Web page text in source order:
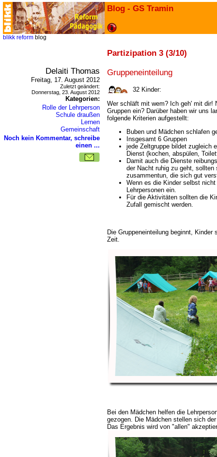
Blog - GS Tramin
blikk reform blog
Partizipation 3 (3/10)
Delaiti Thomas
Freitag, 17. August 2012
Zuletzt geändert:
Donnerstag, 23. August 2012
Kategorien:
Rolle der Lehrperson
Schule draußen
Lernen
Gemeinschaft
Noch kein Kommentar, schreibe
einen ...
Gruppeneinteilung
32 Kinder:
Wer schläft mit wem? Ich geh' mit dir!
Gruppen ein? Darüber haben wir uns
folgende Kriterien aufgestellt:
Buben und Mädchen schlafen
Insgesamt 6 Gruppen
jede Zeltgruppe bildet zugleich
Dienst (kochen, abspülen,
Damit auch die Dienste
der Nacht ruhig zu geht,
zusammentun, die sich gut
Wenn es die Kinder selbst
Lehrpersonen ein.
Für die Aktivitäten sollten die
Zufall gemischt werden.
Die Gruppeneinteilung beginnt,
Zeit.
Bei den Mädchen helfen die
gezogen. Die Mädchen stellen sich
Das Ergebnis wird von "allen"